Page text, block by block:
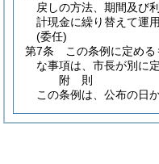
戻しの方法、期間及び
計現金に繰り替えて運
(委任)
第7条
この条例に定め
な事項は、市長が別に定
附 則
この条例は、公布の日